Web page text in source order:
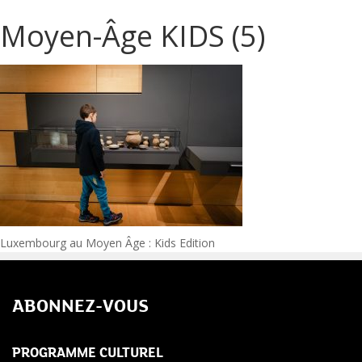
Moyen-Âge KIDS (5)
Navigation
l’article
Luxembourg au Moyen Âge : Kids Edition
ABONNEZ-VOUS
PROGRAMME CULTUREL